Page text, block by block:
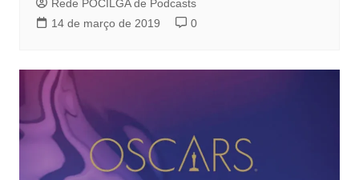
Rede POCILGA de Podcasts
14 de março de 2019
0